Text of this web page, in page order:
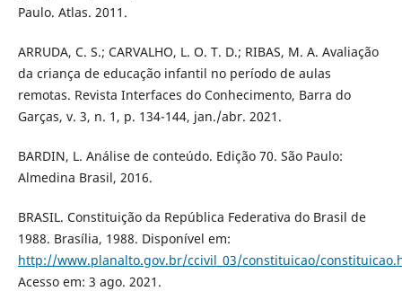
Paulo. Atlas. 2011.
ARRUDA, C. S.; CARVALHO, L. O. T. D.; RIBAS, M. A. Avaliação
da criança de educação infantil no período de aulas
remotas. Revista Interfaces do Conhecimento, Barra do
Garças, v. 3, n. 1, p. 134-144, jan./abr. 2021.
BARDIN, L. Análise de conteúdo. Edição 70. São Paulo:
Almedina Brasil, 2016.
BRASIL. Constituição da República Federativa do Brasil de
1988. Brasília, 1988. Disponível em:
http://www.planalto.gov.br/ccivil_03/constituicao/
Acesso em: 3 ago. 2021.